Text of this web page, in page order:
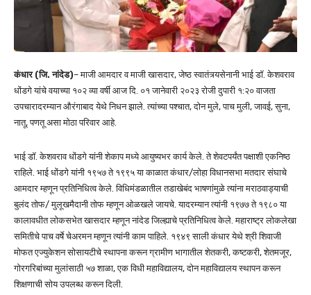
कंधार (जि. नांदेड)– माजी आमदार व माजी खासदार, जेष्ठ स्वातंत्र्यसेनानी भाई डॉ. केशवराव
धोंडगे यांचे वयाच्या १०२ व्या वर्षी आज दि. ०१ जानेवारी २०२३ रोजी दुपारी १:२० वाजता
उपचारादरम्यान औरंगाबाद येथे निधन झाले. त्यांच्या पश्चात, दोन मुले, पाच मुली, जावई, सुना,
नातू, पणतू असा मोठा परिवार आहे.
भाई डॉ. केशवराव धोंडगे यांनी शेकाप मध्ये आयुष्यभर कार्य केले. ते शेवटपर्यंत पक्षाशी एकनिष्ठ
राहिले. भाई धोंडगे यांनी १९५७ ते १९९५ या काळात कंधार/लोहा विधानसभा मतदार संघाचे
आमदार म्हणून प्रतिनिधित्व केले. विधिमंडळातील तडाखेबंद भाषणांमुळे त्यांना मराठवाड्याची
बुलंद तोफ/ मुलूखमैदानी तोफ म्हणून ओळखले जायचे. यादरम्यान त्यांनी १९७७ ते १९८० या
कालावधीत लोकसभेत खासदार म्हणून नांदेड जिल्ह्याचे प्रतिनिधित्व केले. महाराष्ट्र लोकलेखा
समितीचे पाच वर्षे चेअरमन म्हणून त्यांनी काम पाहिले. १९४९ साली कंधार येथे श्री शिवाजी
मोफत एज्युकेशन सोसायटीचे स्थापना करून ग्रामीण भागातील शेतकरी, कष्टकरी, शेतमजूर,
गोरगरिबांच्या मुलांसाठी ५७ शाळा, एक विधी महाविद्यालय, दोन महाविद्यालय स्थापन करून
शिक्षणाची सोय उपलब्ध करून दिली.